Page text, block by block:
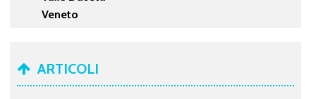
Veneto
ARTICOLI